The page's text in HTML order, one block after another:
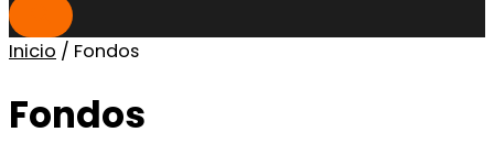
Inicio / Fondos
Fondos